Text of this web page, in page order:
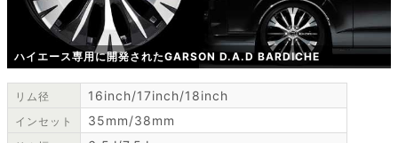
ハイエース専用に開発されたGARSON D.A.D BARDICHE
リム径 16inch/17inch/18inch
インセット 35mm/38mm